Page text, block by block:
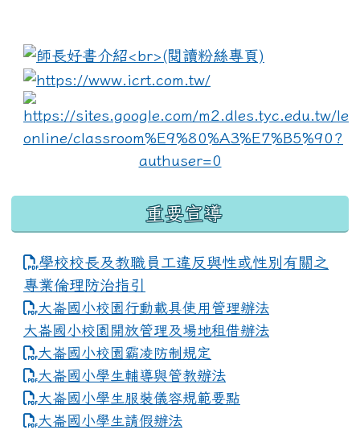
link to https://
重要宣導
學校校長及教職員工違反與性或性別有關之
專業倫理防治指引
大崙國小校園行動載具使用管理辦法
大崙國小校園開放管理及場地租借辦法
大崙國小校園霸凌防制規定
大崙國小學生輔導與管教辦法
大崙國小學生服裝儀容規範要點
link to https://www.dles.tyc.edu.tw/uploads/
大崙國小學生請假辦法